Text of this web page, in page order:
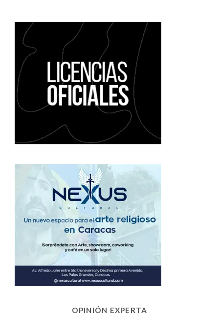
OPINIÓN EXPERTA